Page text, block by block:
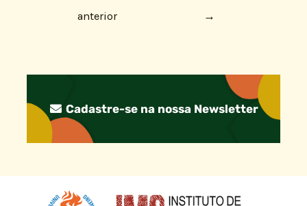
anterior
→
Cadastre-se na nossa Newsletter